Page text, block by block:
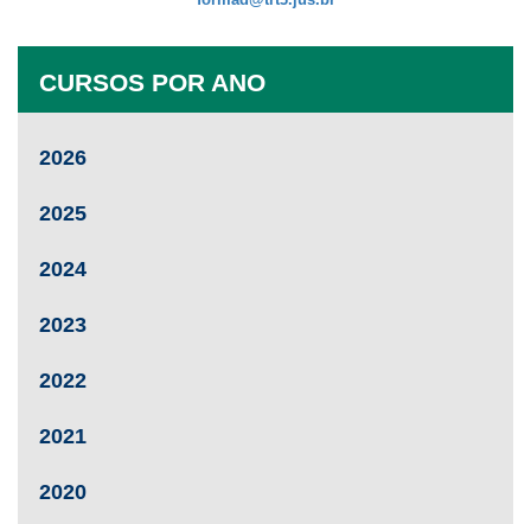
CURSOS POR ANO
2026
2025
2024
2023
2022
2021
2020